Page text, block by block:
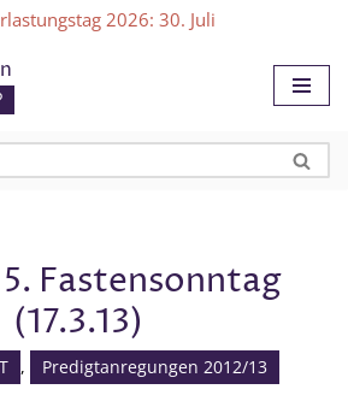
2026: 30. Juli
Fastensonntag
(17.3.13)
, Predigtanregungen 2012/13